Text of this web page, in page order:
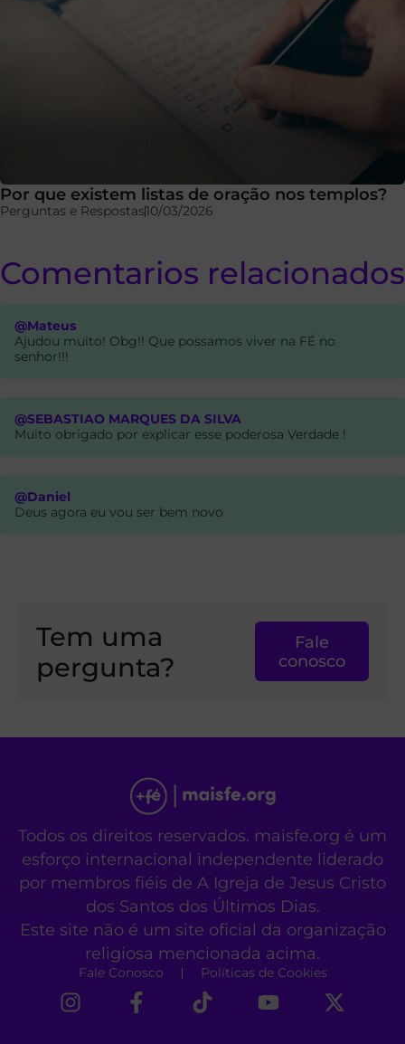
Por que existem listas de oração nos templos?
Perguntas e Respostas10/03/2026
Comentarios relacionados
@Mateus
Ajudou muito! Obg!! Que possamos viver na FÉ no
senhor!!!
@SEBASTIAO MARQUES DA SILVA
Muito obrigado por explicar esse poderosa Verdade !
@Daniel
Deus agora eu vou ser bem novo
Tem uma
pergunta?
Fale
conosco
Todos os direitos reservados. maisfe.org é um
esforço internacional independente liderado
por membros fiéis de A Igreja de Jesus Cristo
dos Santos dos Últimos Dias.
Este site não é um site oficial da organização
religiosa mencionada acima.
Fale Conosco Políticas de Cookies